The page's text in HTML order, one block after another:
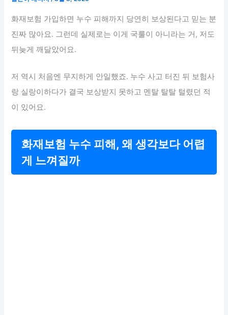
화재보험 가입하면 누수 피해까지 당연히 보상된다고 믿는 분
진짜 많아요. 그런데 실제로는 이게 국룰이 아니라는 거, 저도
뒤늦게 깨달았어요.
저 역시 처음엔 무지하게 안일했죠. 누수 사고 터진 뒤 보험사
랑 실랑이하다가 결국 보상받지 못하고 멘탈 탈탈 털렸던 적
이 있어요.
화재보험 누수 피해, 왜 생각보다 어렵
게 느껴질까